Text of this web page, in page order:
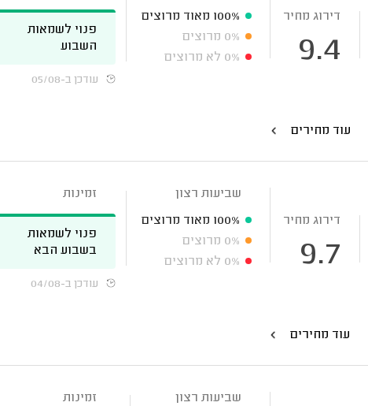
דירוג מחיר
9.4
100% מאוד מרוצים
0% מרוצים
0% לא מרוצים
פנוי לשמאות
השבוע
עודכן ב-05/08
עוד מחירים
דירוג מחיר
9.7
שביעות רצון
100% מאוד מרוצים
0% מרוצים
0% לא מרוצים
זמינות
פנוי לשמאות
בשבוע הבא
עודכן ב-04/08
עוד מחירים
שביעות רצון
זמינות